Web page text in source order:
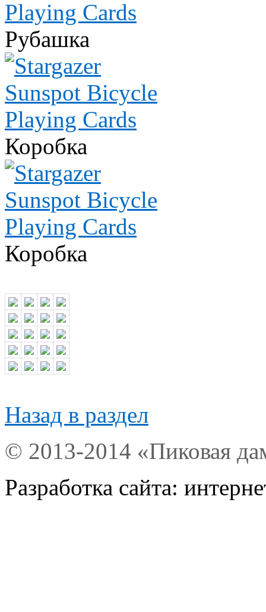
Рубашка
Коробка
Коробка
Назад в раздел
© 2013-2014 «Пиковая
Разработка сайта: